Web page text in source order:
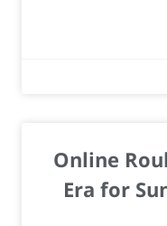
Online
Era for